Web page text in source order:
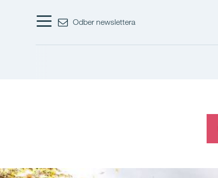
Odber newslettera